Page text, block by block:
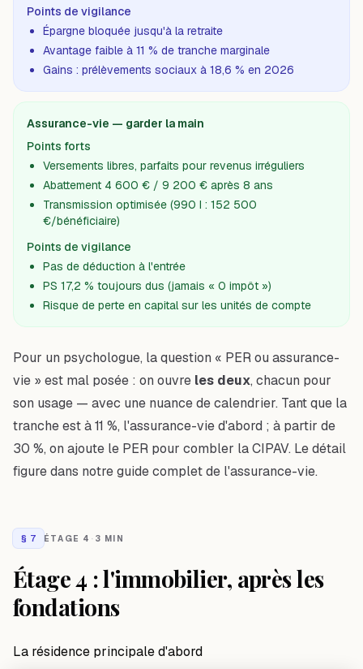
Points de vigilance
Épargne bloquée jusqu'à la retraite
Avantage faible à 11 % de tranche marginale
Gains : prélèvements sociaux à 18,6 % en 2026
Assurance-vie — garder la main
Points forts
Versements libres, parfaits pour revenus irréguliers
Abattement 4 600 € / 9 200 € après 8 ans
Transmission optimisée (990 I : 152 500
€/bénéficiaire)
Points de vigilance
Pas de déduction à l'entrée
PS 17,2 % toujours dus (jamais « 0 impôt »)
Risque de perte en capital sur les unités de compte
Pour un psychologue, la question « PER ou assurance-
vie » est mal posée : on ouvre les deux, chacun pour
son usage — avec une nuance de calendrier. Tant que la
tranche est à 11 %, l'assurance-vie d'abord ; à partir de
30 %, on ajoute le PER pour combler la CIPAV. Le détail
figure dans notreguide complet de l'assurance-vie.
§ 7 ÉTAGE 4 · 3 MIN
Étage 4 : l'immobilier, après les
fondations
La résidence principale d'abord